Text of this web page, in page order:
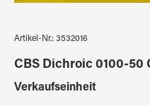
Artikel-Nr.: 3532016
CBS Dichroic 0100-50
Verkaufseinheitauswählen